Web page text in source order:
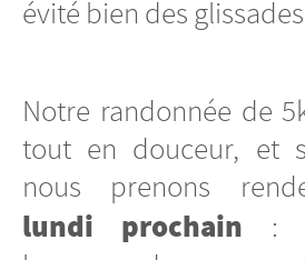
évité bien des
Notre randonnée de
tout en douceur, et
nous prenons
lundi prochain :